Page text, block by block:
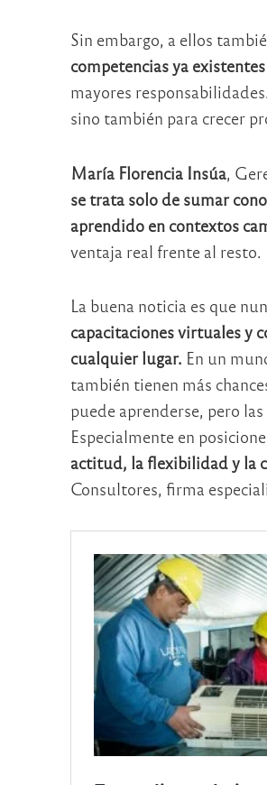
Sin embargo, a ellos
competencias ya existentes
mayores
sino también para crecer
María Florencia Insúa ,
se trata solo de sumar
aprendido en contextos
ventaja real frente al resto.
La buena noticia es que
capacitaciones virtuales y
cualquier lugar. En un
también tienen más
puede aprenderse, pero
Especialmente en
actitud, la flexibilidad y la
Consultores, firma